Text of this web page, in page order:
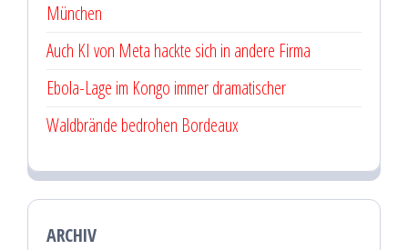
München
Auch KI von Meta hackte sich in andere Firma
Ebola-Lage im Kongo immer dramatischer
Waldbrände bedrohen Bordeaux
ARCHIV